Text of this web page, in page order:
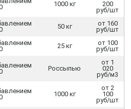
1000 кг
200
руб/шт
50 кг
от 160
руб/шт
25 кг
от 100
руб/шт
Россыпью
от 1
020
руб/м3
1000 кг
от 2
100
руб/шт